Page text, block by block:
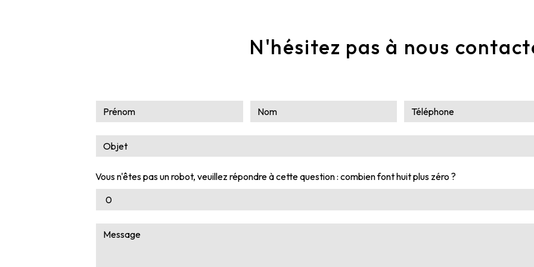
N'hésitez pas à nous
Vous n'êtes pas un robot, veuillez répondre à cette question : combien font huit plus zéro ?